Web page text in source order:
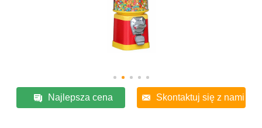
Najlepsza cena Skontaktuj się z nami